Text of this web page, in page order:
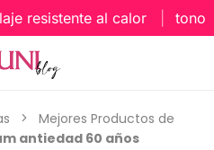
al calor tonos
Mejores Productos de
antiedad 60 años